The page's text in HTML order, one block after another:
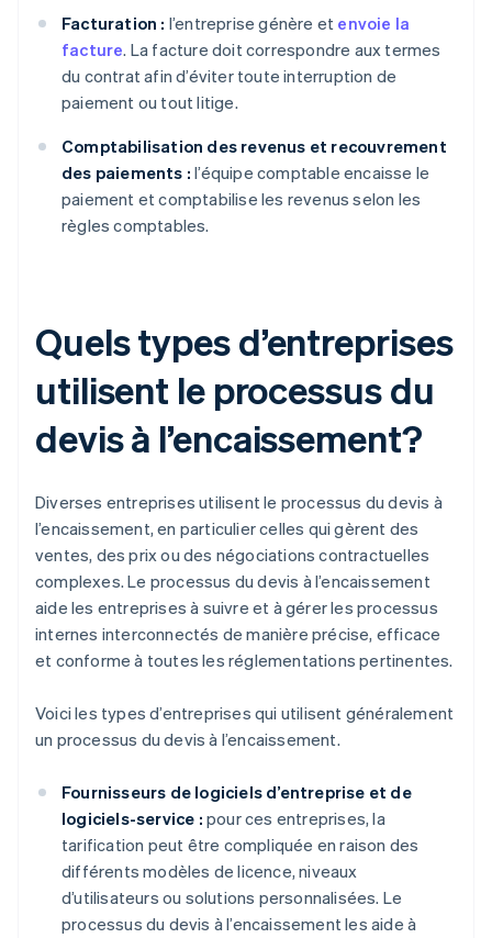
Facturation : l’entreprise génère et envoie la
facture. La facture doit correspondre aux termes
du contrat afin d’éviter toute interruption de
paiement ou tout litige.
Comptabilisation des revenus et recouvrement
des paiements : l’équipe comptable encaisse le
paiement et comptabilise les revenus selon les
règles comptables.
Quels types d’entreprises
utilisent le processus du
devis à l’encaissement?
Diverses entreprises utilisent le processus du devis à
l’encaissement, en particulier celles qui gèrent des
ventes, des prix ou des négociations contractuelles
complexes. Le processus du devis à l’encaissement
aide les entreprises à suivre et à gérer les processus
internes interconnectés de manière précise, efficace
et conforme à toutes les réglementations pertinentes.
Voici les types d’entreprises qui utilisent généralement
un processus du devis à l’encaissement.
Fournisseurs de logiciels d’entreprise et de
logiciels-service : pour ces entreprises, la
tarification peut être compliquée en raison des
différents modèles de licence, niveaux
d’utilisateurs ou solutions personnalisées. Le
processus du devis à l’encaissement les aide à